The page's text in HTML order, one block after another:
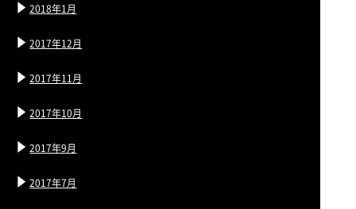
2018年1月
2017年12月
2017年11月
2017年10月
2017年9月
2017年7月